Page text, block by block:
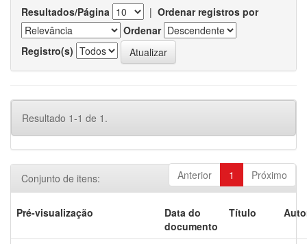
Resultados/Página | Ordenar registros por
Ordenar
Registro(s)
Resultado 1-1 de 1.
Anterior 1 Próximo
Conjunto de itens:
Pré-visualização
Data do
documento
Título